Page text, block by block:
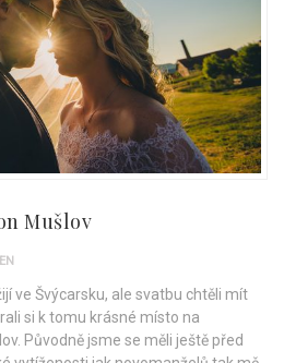
Mušlov
ve Švýcarsku, ale svatbu chtěli mít
si k tomu krásné místo na
Původně jsme se měli ještě před